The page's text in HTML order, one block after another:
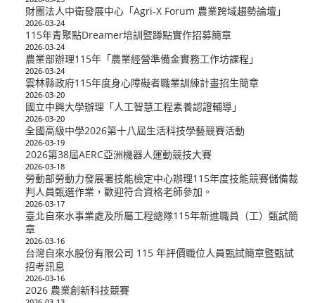
財團法人中衛發展中心「Agri-X Forum 農業跨域趨勢論壇」
2026-03-24
115年青聚點Dreamer培訓暨蹲點實作招募簡章
2026-03-24
農業部辦理115年「農業經營準備金實務工作坊課程」
2026-03-24
雲林縣政府115年度身心障礙者職業訓練計畫招生簡章
2026-03-20
國立中興大學辦理「人工智慧工程素養認證輔導」
2026-03-20
全國高級中學2026第十八屆生活科技學藝競賽活動
2026-03-19
2026第38屆AERC亞洲機器人運動競技大賽
2026-03-18
勞動部勞動力發展署技能檢定中心辦理115年度技能競賽儲備裁
判人員甄選作業，歡迎符合資格老師參加。
2026-03-17
臺北自來水事業處及所屬工程總隊115年新進職員（工）甄試簡
章
2026-03-16
台灣自來水股份有限公司 115 年評價職位人員甄試簡章暨甄試
招考訊息
2026-03-16
2026 農業創新科技競賽